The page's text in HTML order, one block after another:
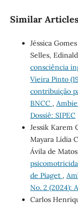
Similar
Jéssica
Selles,
consciência
Vieira Pinto
contribuição
BNCC ,
Dossiê: SIPEC
Jessik Karem
Mayara Lídia
Ávila de Matos,
de Piaget ,
No. 2 (2024):
Carlos